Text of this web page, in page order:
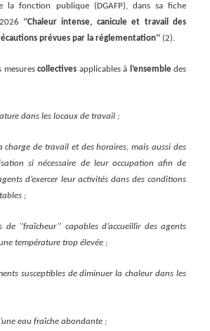
la fonction publique (DGAFP), dans sa fiche
‘’Chaleur intense, canicule et travail des
prévues par la réglementation’’ (2).
mesurescollectives applicables à l’ensembledes
dans les locaux de travail ;
charge de travail et des horaires, mais aussi des
ation si nécessaire de leur occupation afin de
d’exercer leur activités dans des conditions
s ;
‘’fraîcheur’’ capables d’accueillir des agents
température trop élevée ;
susceptibles de diminuer la chaleur dans les
eau fraîche abondante ;